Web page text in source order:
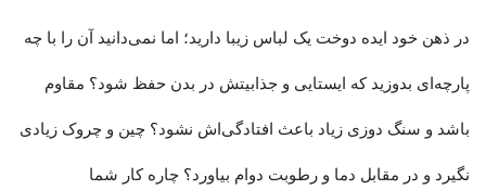
در ذهن خود ایده دوخت یک لباس زیبا دارید؛ اما نمی‌دانید آن را با چه
پارچه‌ای بدوزید که ایستایی و جذابیتش در بدن حفظ شود؟ مقاوم
باشد و سنگ دوزی زیاد باعث افتادگی‌اش نشود؟ چین و چروک‌ زیادی
نگیرد و در مقابل دما و رطوبت دوام بیاورد؟ چاره کار شما